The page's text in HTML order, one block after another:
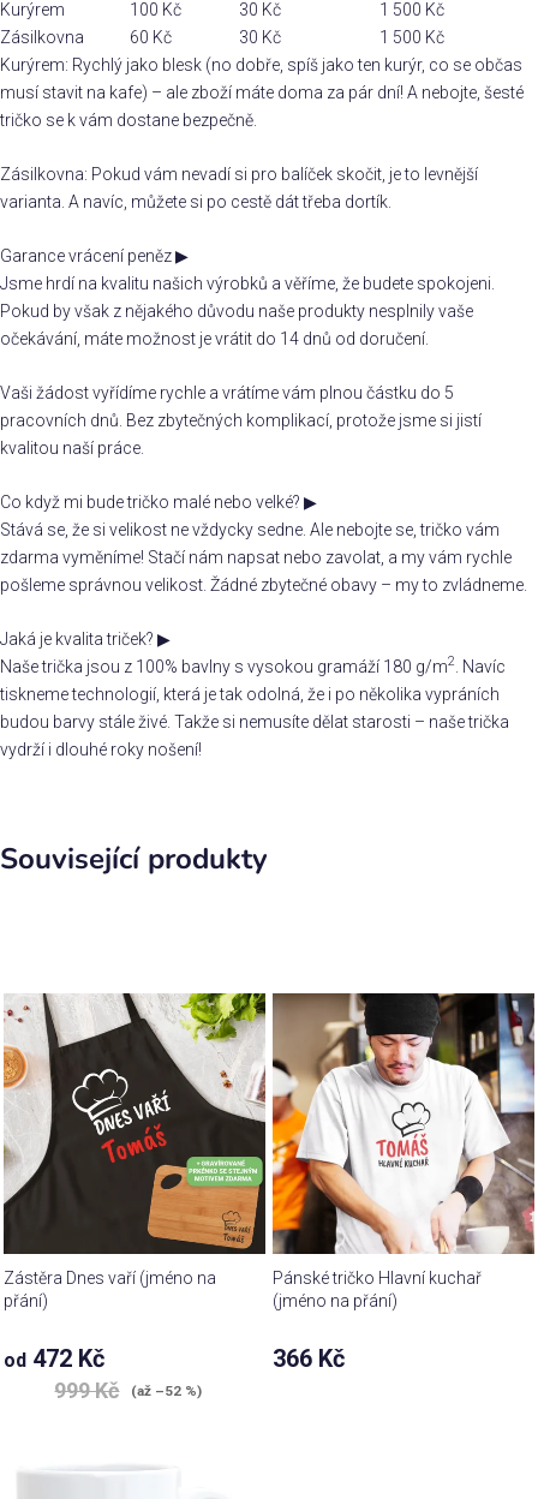
Kurýrem 100 Kč 30 Kč
1 500 Kč
Zásilkovna
60 Kč 30 Kč
1 500 Kč
Kurýrem: Rychlý jako blesk (no dobře, spíš jako ten kurýr, co se občas
musí stavit na kafe) – ale zboží máte doma za pár dní! A nebojte, šesté
tričko se k vám dostane bezpečně.
Zásilkovna: Pokud vám nevadí si pro balíček skočit, je to levnější
varianta. A navíc, můžete si po cestě dát třeba dortík.
Garance vrácení peněz▶
Jsme hrdí na kvalitu našich výrobků a věříme, že budete spokojeni.
Pokud by však z nějakého důvodu naše produkty nesplnily vaše
očekávání, máte možnost je vrátit do 14 dnů od doručení.
Vaši žádost vyřídíme rychle a vrátíme vám plnou částku do 5
pracovních dnů. Bez zbytečných komplikací, protože jsme si jistí
kvalitou naší práce.
Co když mi bude tričko malé nebo velké? ▶
Stává se, že si velikost ne vždycky sedne. Ale nebojte se, tričko vám
zdarma vyměníme! Stačí nám napsat nebo zavolat, a my vám rychle
pošleme správnou velikost. Žádné zbytečné obavy – my to zvládneme.
Jaká je kvalita triček? ▶
Naše trička jsou z 100% bavlny s vysokou gramáží 180 g/m2
. Navíc
tiskneme technologií, která je tak odolná, že i po několika vypráních
budou barvy stále živé. Takže si nemusíte dělat starosti – naše trička
vydrží i dlouhé roky nošení!
Související produkty
Zástěra Dnes vaří (jméno na
přání)
od 472 Kč
999 Kč (až –52 %)
Pánské tričko Hlavní kuchař
(jméno na přání)
366 Kč